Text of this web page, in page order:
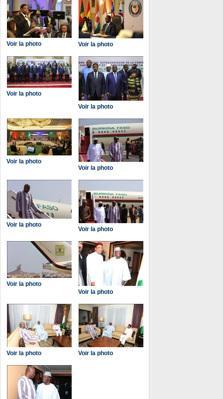
Voir la photo Voir la photo
Voir la photo
Voir la photo
Voir la photo
Voir la photo
Voir la photo
Voir la photo
Voir la photo
Voir la photo
Voir la photo Voir la photo